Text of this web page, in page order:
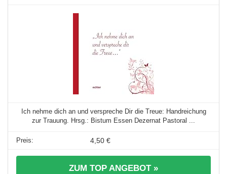
Ich nehme dich an und verspreche Dir die Treue: Handreichung
zur Trauung. Hrsg.: Bistum Essen Dezernat Pastoral ...
4,50 €
ZUM TOP ANGEBOT »